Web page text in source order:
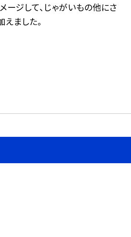
ージして、じゃがいもの他にさ
ました。